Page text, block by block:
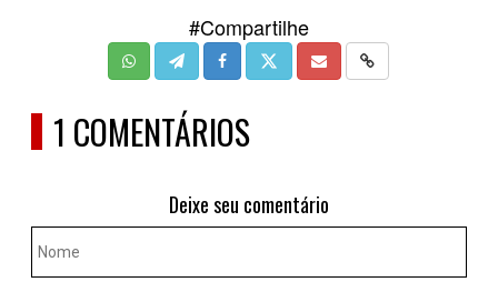
#Compartilhe
1 COMENTÁRIOS
Deixe seu comentário